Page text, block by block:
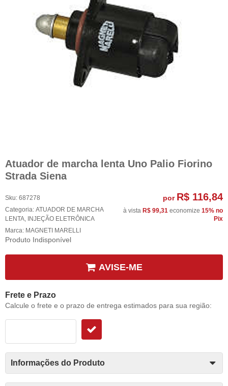
Atuador de marcha lenta Uno Palio Fiorino
Strada Siena
Sku: 687278
Categoria: ATUADOR DE MARCHA
LENTA, INJEÇÃO ELETRÔNICA
Marca: MAGNETI MARELLI
Produto Indisponível
por R$ 116,84
à vista R$ 99,31 economize 15% no
Pix
AVISE-ME
Frete e Prazo
Calcule o frete e o prazo de entrega estimados para sua região:
Informações do Produto